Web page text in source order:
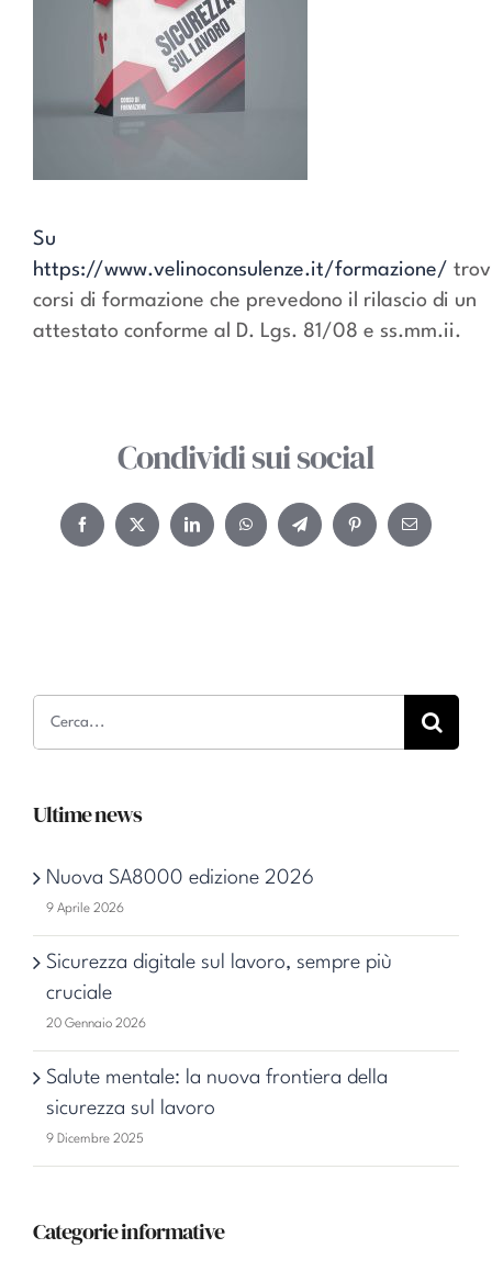
Su
https://www.velinoconsulenze.it/formazione/
corsi di formazione che prevedono il rilascio di un
attestato conforme al D. Lgs. 81/08 e ss.mm.ii.
Condividi sui social
FacebookTwitter LinkedInWhatsAppTelegramPinterestEmail
Ultime news
Nuova SA8000 edizione 2026
9 Aprile 2026
Sicurezza digitale sul lavoro, sempre più
cruciale
20 Gennaio 2026
Salute mentale: la nuova frontiera della
sicurezza sul lavoro
9 Dicembre 2025
Categorie informative